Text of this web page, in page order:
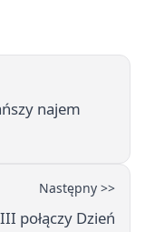
najem
Następny >>
połączy Dzień